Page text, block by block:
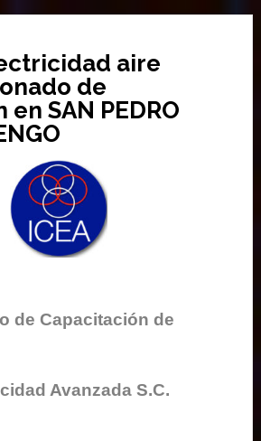
aire
de
SAN PEDRO
de Capacitación de
Avanzada S.C.